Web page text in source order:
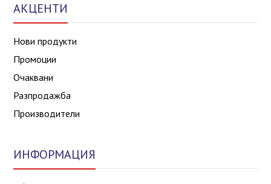
АКЦЕНТИ
Нови продукти
Промоции
Очаквани
Разпродажба
Производители
ИНФОРМАЦИЯ